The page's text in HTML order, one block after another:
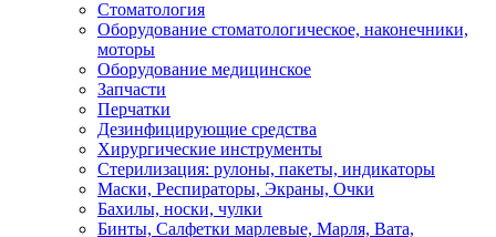
Стоматология
Оборудование стоматологическое, наконечники,
моторы
Оборудование медицинское
Запчасти
Перчатки
Дезинфицирующие средства
Хирургические инструменты
Стерилизация: рулоны, пакеты, индикаторы
Маски, Респираторы, Экраны, Очки
Бахилы, носки, чулки
Бинты, Салфетки марлевые, Марля, Вата,